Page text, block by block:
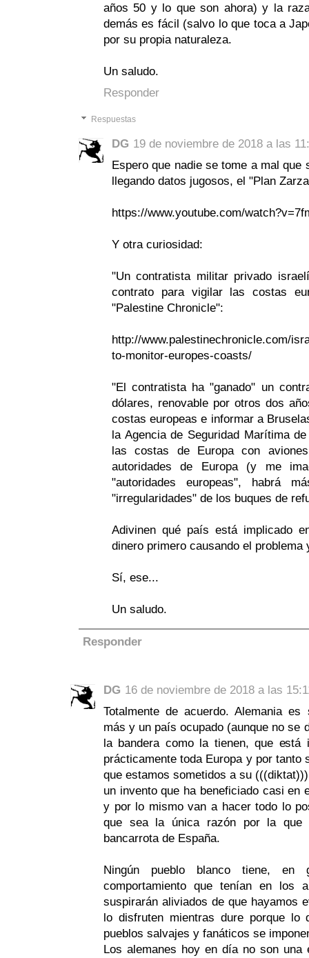
años 50 y lo que son ahora) y la
demás es fácil (salvo lo que toca a
por su propia naturaleza.
Un saludo.
Responder
Respuestas
DG 19 de noviembre de 2018 a las
Espero que nadie se tome a mal
llegando datos jugosos, el "Plan
https://www.youtube.com/
Y otra curiosidad:
"Un contratista militar privado
contrato para vigilar las costas
"Palestine Chronicle":
http://www.palestinechronicle.com/
to-monitor-europes-coasts/
"El contratista ha "ganado" un
dólares, renovable por otros dos
costas europeas e informar a
la Agencia de Seguridad Marítima
las costas de Europa con
autoridades de Europa (y me
"autoridades europeas", habrá
"irregularidades" de los buques de
Adivinen qué país está implicado
dinero primero causando el
Sí, ese...
Un saludo.
Responder
DG 16 de noviembre de 2018 a las
Totalmente de acuerdo. Alemania
más y un país ocupado (aunque no se
la bandera como la tienen, que
prácticamente toda Europa y por tanto
que estamos sometidos a su
un invento que ha beneficiado casi en
y por lo mismo van a hacer todo lo
que sea la única razón por la que
bancarrota de España.
Ningún pueblo blanco tiene,
comportamiento que tenían en los
suspirarán aliviados de que hayamos
lo disfruten mientras dure porque
pueblos salvajes y fanáticos se
Los alemanes hoy en día no son